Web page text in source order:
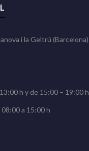
i la Geltrú (Barcelona)
h y de 15:00 – 19:00 h
a 15:00 h